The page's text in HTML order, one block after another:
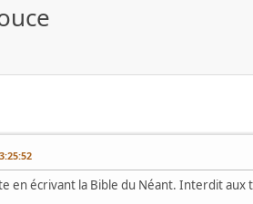
en écrivant la Bible du Néant. Interdit aux